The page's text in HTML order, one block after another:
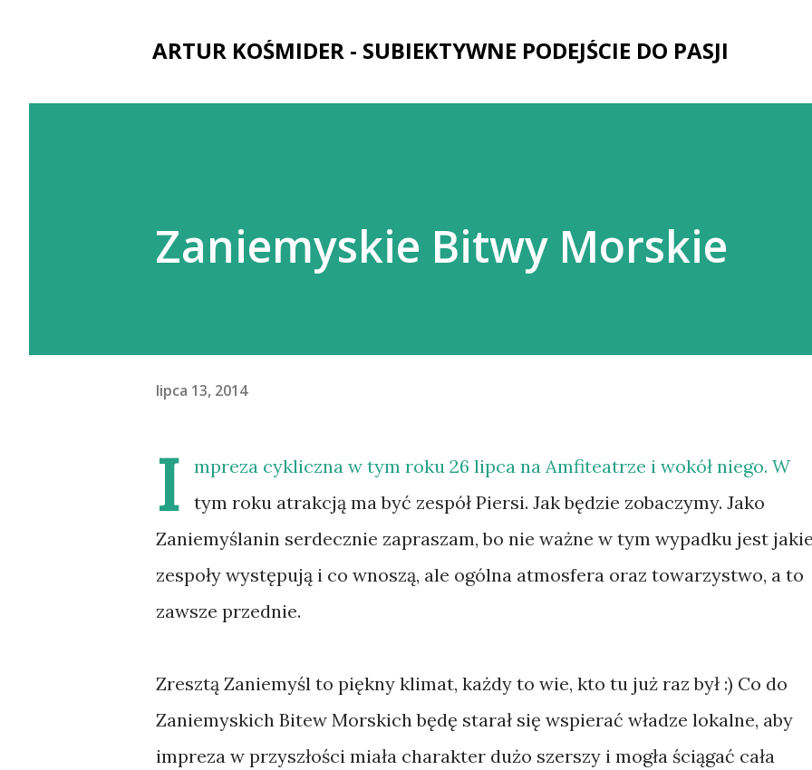
ARTUR KOŚMIDER - SUBIEKTYWNE PODEJŚCIE DO PASJI
Zaniemyskie Bitwy Morskie
lipca 13, 2014
I
mpreza cykliczna w tym roku 26 lipca na Amfiteatrze i wokół niego. W
tym roku atrakcją ma być zespół Piersi. Jak będzie zobaczymy. Jako
Zaniemyślanin serdecznie zapraszam, bo nie ważne w tym wypadku jest
zespoły występują i co wnoszą, ale ogólna atmosfera oraz towarzystwo, a to
zawsze przednie.
Zresztą Zaniemyśl to piękny klimat, każdy to wie, kto tu już raz był :) Co do
Zaniemyskich Bitew Morskich będę starał się wspierać władze lokalne, aby
impreza w przyszłości miała charakter dużo szerszy i mogła ściągać cała